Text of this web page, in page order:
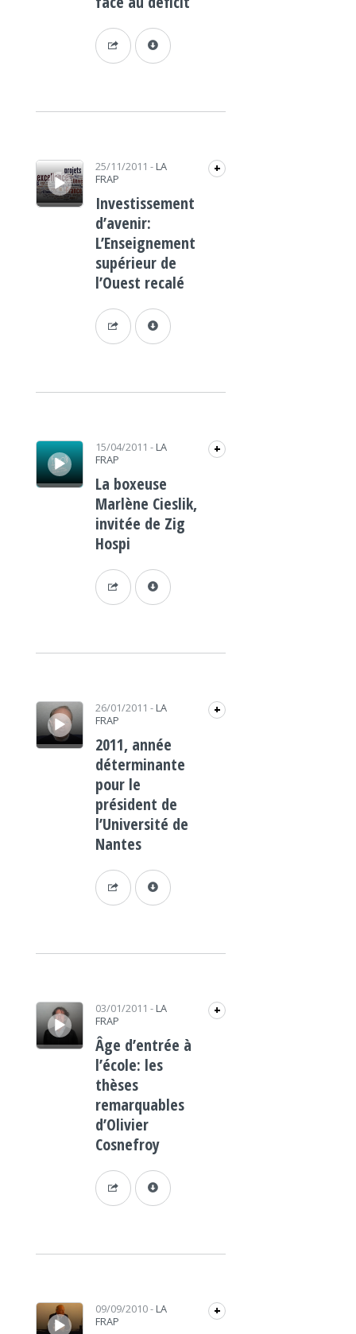
Lecteur audio 25/11/2011 - LA
FRAP
+
Investissement
d’avenir:
L’Enseignement
supérieur de
l’Ouest recalé
Lecteur audio 15/04/2011 - LA
FRAP
+
La boxeuse
Marlène Cieslik,
invitée de Zig
Hospi
Lecteur audio 26/01/2011 - LA
FRAP
+
2011, année
déterminante
pour le
président de
l’Université de
Nantes
Lecteur audio 03/01/2011 - LA
FRAP
+
Âge d’entrée à
l’école: les
thèses
remarquables
d’Olivier
Cosnefroy
Lecteur audio 09/09/2010- LA
FRAP
+